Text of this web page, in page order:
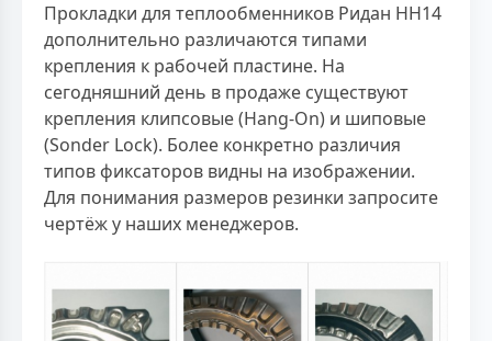
Прокладки для теплообменников Ридан НН14
дополнительно различаются типами
крепления к рабочей пластине. На
сегодняшний день в продаже существуют
крепления клипсовые (Hang-On) и шиповые
(Sonder Lock). Более конкретно различия
типов фиксаторов видны на изображении.
Для понимания размеров резинки запросите
чертёж у наших менеджеров.